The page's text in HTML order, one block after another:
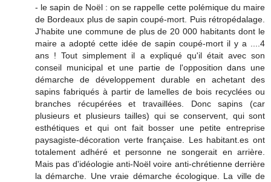
- le sapin de Noël : on se rappelle cette polémique du maire
de Bordeaux plus de sapin coupé-mort. Puis rétropédalage.
J'habite une commune de plus de 20 000 habitants dont le
maire a adopté cette idée de sapin coupé-mort il y a ....4
ans ! Tout simplement il a expliqué qu'il était avec son
conseil municipal et une partie de l'opposition dans une
démarche de développement durable en achetant des
sapins fabriqués à partir de lamelles de bois recyclées ou
branches récupérées et travaillées. Donc sapins (car
plusieurs et plusieurs tailles) qui se conservent, qui sont
esthétiques et qui ont fait bosser une petite entreprise
paysagiste-décoration verte française. Les habitant.es ont
totalement adhéré et personne ne songerait en arrière.
Mais pas d'idéologie anti-Noël voire anti-chrétienne derrière
la démarche. Une vraie démarche écologique. La ville de